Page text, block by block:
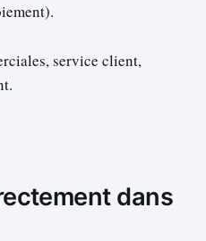
service client,
dans